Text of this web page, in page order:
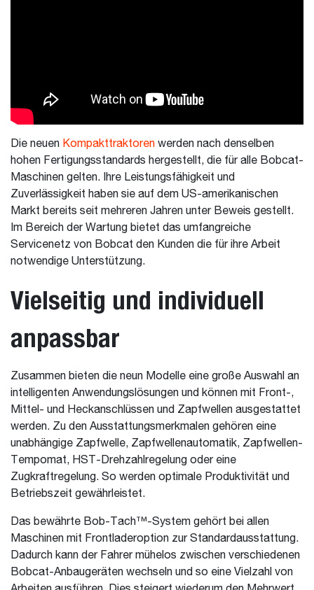
Die neuen Kompakttraktoren werden nach denselben
hohen Fertigungsstandards hergestellt, die für alle Bobcat-
Maschinen gelten. Ihre Leistungsfähigkeit und
Zuverlässigkeit haben sie auf dem US-amerikanischen
Markt bereits seit mehreren Jahren unter Beweis gestellt.
Im Bereich der Wartung bietet das umfangreiche
Servicenetz von Bobcat den Kunden die für ihre Arbeit
notwendige Unterstützung.
Vielseitig und individuell
anpassbar
Zusammen bieten die neun Modelle eine große Auswahl an
intelligenten Anwendungslösungen und können mit Front-,
Mittel- und Heckanschlüssen und Zapfwellen ausgestattet
werden. Zu den Ausstattungsmerkmalen gehören eine
unabhängige Zapfwelle, Zapfwellenautomatik, Zapfwellen-
Tempomat, HST-Drehzahlregelung oder eine
Zugkraftregelung. So werden optimale Produktivität und
Betriebszeit gewährleistet.
Das bewährte Bob-Tach™-System gehört bei allen
Maschinen mit Frontladeroption zur Standardausstattung.
Dadurch kann der Fahrer mühelos zwischen verschiedenen
Bobcat-Anbaugeräten wechseln und so eine Vielzahl von